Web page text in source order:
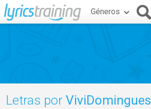
Géneros
Letras por ViviDomingues